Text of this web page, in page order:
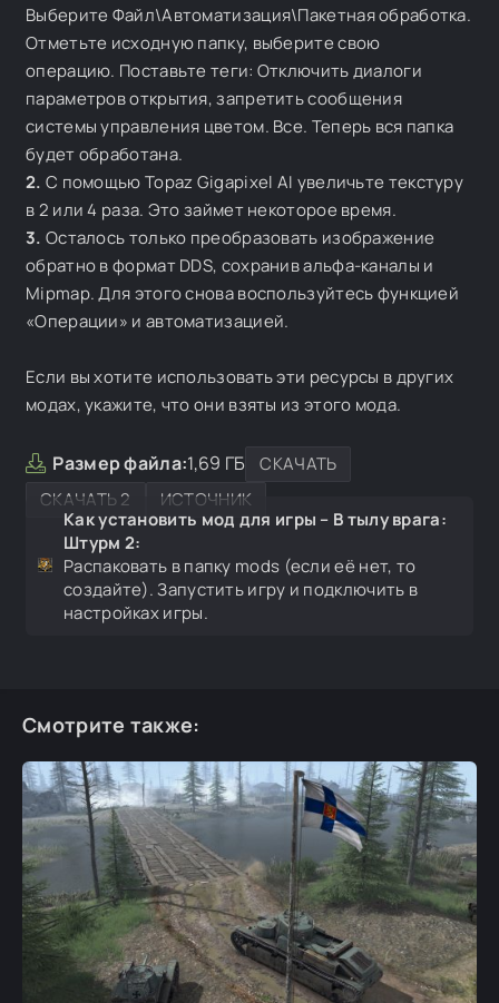
Выберите Файл\Автоматизация\Пакетная обработка.
Отметьте исходную папку, выберите свою
операцию. Поставьте теги: Отключить диалоги
параметров открытия, запретить сообщения
системы управления цветом. Все. Теперь вся папка
будет обработана.
2. С помощью Topaz Gigapixel AI увеличьте текстуру
в 2 или 4 раза. Это займет некоторое время.
3. Осталось только преобразовать изображение
обратно в формат DDS, сохранив альфа-каналы и
Mipmap. Для этого снова воспользуйтесь функцией
«Операции» и автоматизацией.
Если вы хотите использовать эти ресурсы в других
модах, укажите, что они взяты из этого мода.
Размер файла:1,69 ГБ
СКАЧАТЬ
СКАЧАТЬ 2
ИСТОЧНИК
Как установить мод для игры – В тылу врага:
Штурм 2:
Распаковать в папку mods (если её нет, то
создайте). Запустить игру и подключить в
настройках игры.
Смотрите также: